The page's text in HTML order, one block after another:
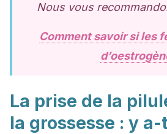
Nous vous
Comment savoir si les
La prise de la
la grossesse : y